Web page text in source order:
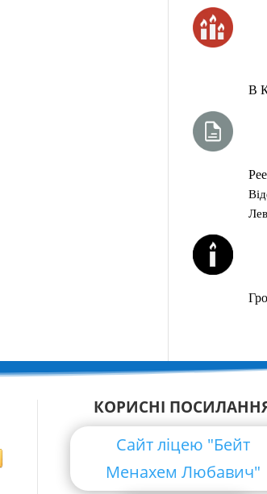
В
Рее
КОРИСНІ
Сайт ліцею "Бейт
Менахем Любавич"